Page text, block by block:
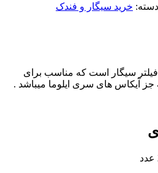
خرید سیگار و فندک
سیگار است که مناسب برای
های سری ایلوما میباشد .